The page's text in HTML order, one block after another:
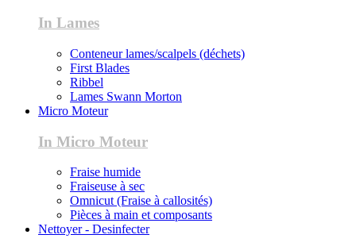
In Lames
Conteneur lames/scalpels (déchets)
First Blades
Ribbel
Lames Swann Morton
Micro Moteur
In Micro Moteur
Fraise humide
Fraiseuse à sec
Omnicut (Fraise à callosités)
Pièces à main et composants
Nettoyer - Desinfecter